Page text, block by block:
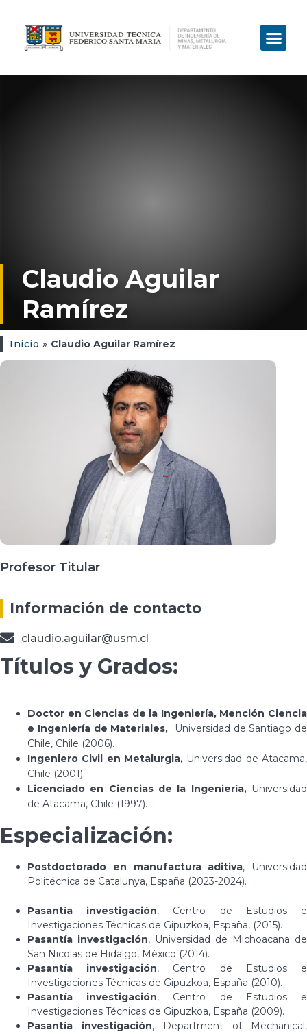
Claudio Aguilar
Ramírez
Inicio » Claudio Aguilar Ramírez
Profesor Titular
Información de contacto
claudio.aguilar@usm.cl
Títulos y Grados:
Doctor en Ciencias de la Ingeniería, Mención Ciencia
e Ingeniería de Materiales,
Universidad de Santiago de
Chile, Chile (2006).
Ingeniero Civil en Metalurgia, Universidad de Atacama,
Chile (2001).
Licenciado en Ciencias de la Ingeniería, Universidad
de Atacama, Chile (1997).
Especialización:
Postdoctorado en manufactura aditiva, Universidad
Politécnica de Catalunya, España (2023-2024).
Pasantía investigación, Centro de Estudios e
Investigaciones Técnicas de Gipuzkoa, España, (2015).
Pasantía investigación, Universidad de Michoacana de
San Nicolas de Hidalgo, México (2014).
Pasantía investigación, Centro de Estudios e
Investigaciones Técnicas de Gipuzkoa, España (2010).
Pasantía investigación, Centro de Estudios e
Investigaciones Técnicas de Gipuzkoa, España (2009).
Pasantía investigación, Department of Mechanical,